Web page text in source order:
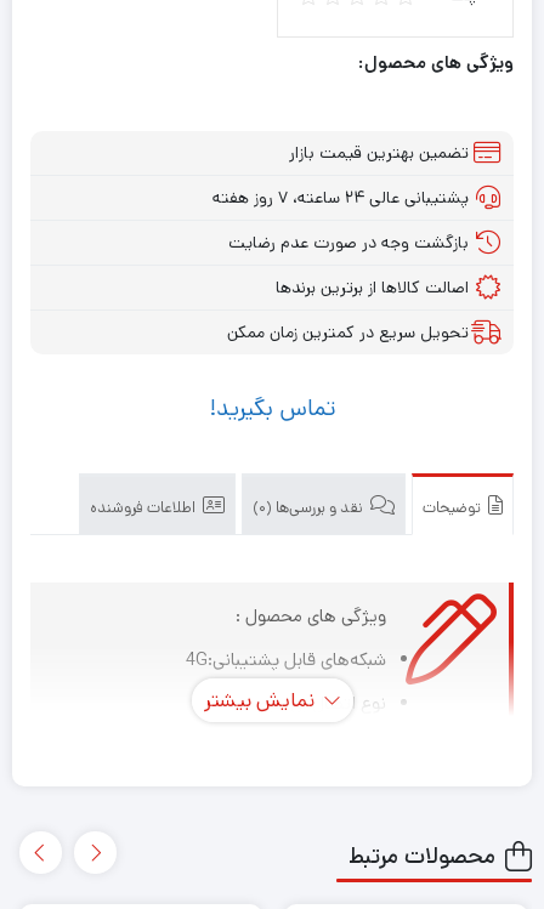
ویژگی های محصول:
تضمین بهترین قیمت بازار
پشتیبانی عالی ۲۴ ساعته، ۷ روز هفته
بازگشت وجه در صورت عدم رضایت
اصالت کالاها از برترین برندها
تحویل سریع در کمترین زمان ممکن
تماس بگیرید!
توضیحات نقد و بررسی‌ها (0) اطلاعات فروشنده
ویژگی های محصول :
شبکه‌های قابل پشتیبانی:4G
نوع اتصال:بی‌سیم
قابلیت پشتیبانی از SMS:دارد
نمایش بیشتر
محصولات مرتبط